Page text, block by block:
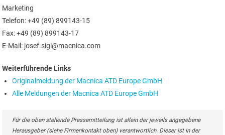
Marketing
Telefon: +49 (89) 899143-15
Fax: +49 (89) 899143-17
E-Mail: josef.sigl@macnica.com
Weiterführende Links
Originalmeldung der Macnica ATD Europe GmbH
Alle Meldungen der Macnica ATD Europe GmbH
Für die oben stehende Pressemitteilung ist allein der jeweils angegebene
Herausgeber (siehe Firmenkontakt oben) verantwortlich. Dieser ist in der